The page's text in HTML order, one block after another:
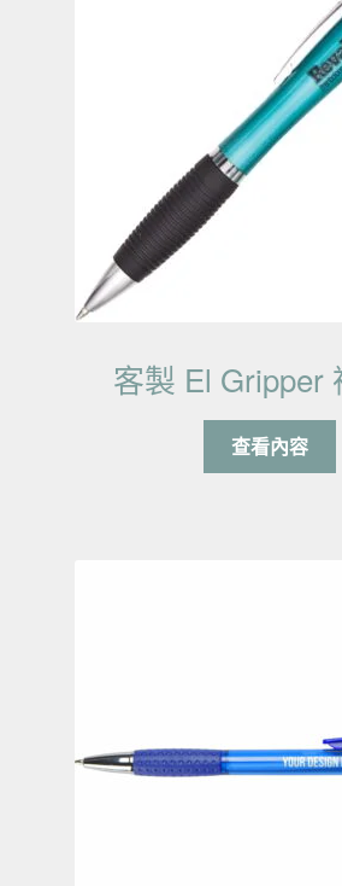
客製 El Gripper
查看內容